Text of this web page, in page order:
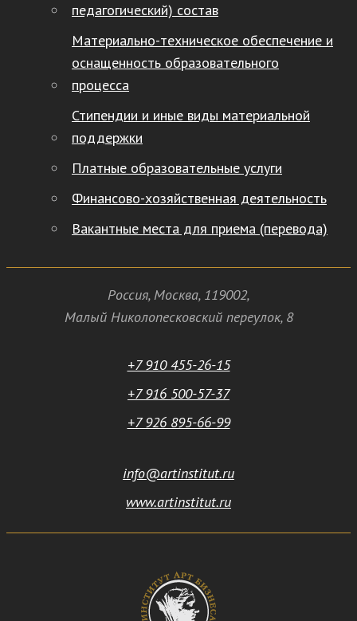
педагогический) состав
Материально-техническое обеспечение и
оснащенность образовательного
процесса
Стипендии и иные виды материальной
поддержки
Платные образовательные услуги
Финансово-хозяйственная деятельность
Вакантные места для приема (перевода)
Россия, Москва, 119002,
Малый Николопесковский переулок,8
+7 910 455-26-15
+7 916 500-57-37
+7 926 895-66-99
info@artinstitut.ru
www.artinstitut.ru